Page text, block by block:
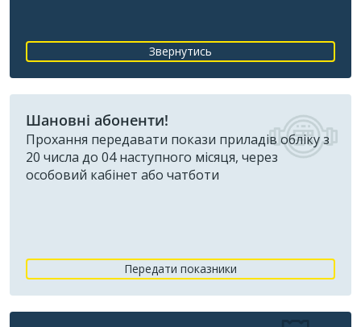
Звернутись
Шановні абоненти!
Прохання передавати покази приладів обліку з
20 числа до 04 наступного місяця, через
особовий кабінет або чатботи
Передати показники